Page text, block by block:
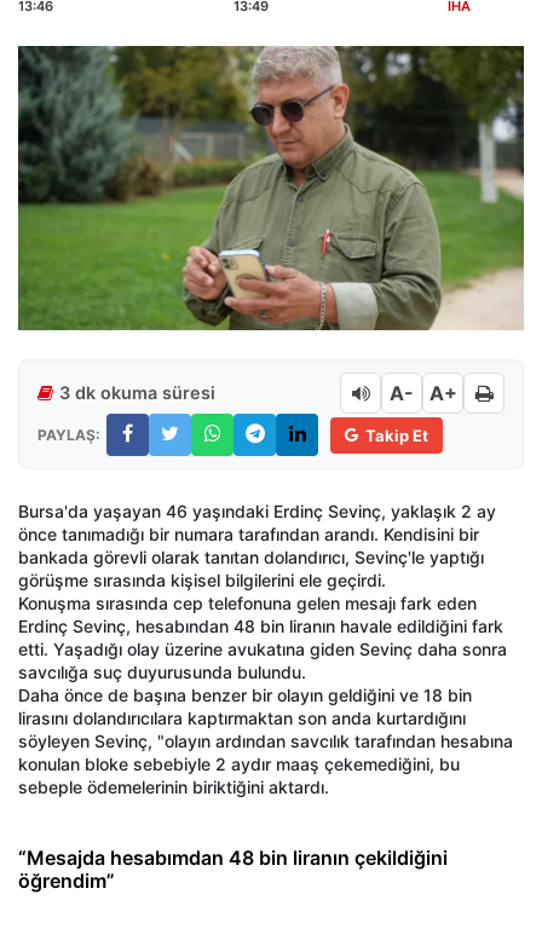
13:46
13:49
İHA
3 dk okuma süresi A- A+
PAYLAŞ: Takip Et
Bursa'da yaşayan 46 yaşındaki Erdinç Sevinç, yaklaşık 2 ay
önce tanımadığı bir numara tarafından arandı. Kendisini bir
bankada görevli olarak tanıtan dolandırıcı, Sevinç'le yaptığı
görüşme sırasında kişisel bilgilerini ele geçirdi.
Konuşma sırasında cep telefonuna gelen mesajı fark eden
Erdinç Sevinç, hesabından 48 bin liranın havale edildiğini fark
etti. Yaşadığı olay üzerine avukatına giden Sevinç daha sonra
savcılığa suç duyurusunda bulundu.
Daha önce de başına benzer bir olayın geldiğini ve 18 bin
lirasını dolandırıcılara kaptırmaktan son anda kurtardığını
söyleyen Sevinç, "olayın ardından savcılık tarafından hesabına
konulan bloke sebebiyle 2 aydır maaş çekemediğini, bu
sebeple ödemelerinin biriktiğini aktardı.
“Mesajda hesabımdan 48 bin liranın çekildiğini
öğrendim”